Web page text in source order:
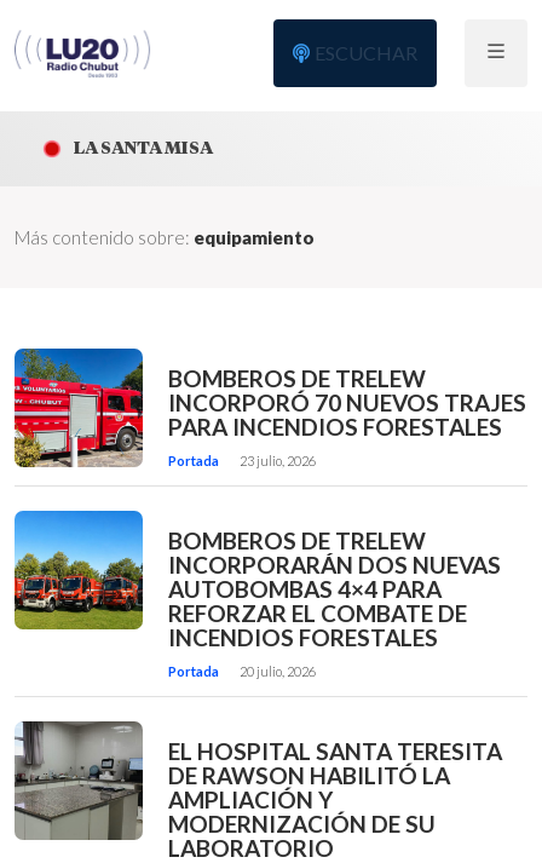
ESCUCHAR
LA SANTA MISA
Más contenido sobre: equipamiento
BOMBEROS DE TRELEW
INCORPORÓ 70 NUEVOS TRAJES
PARA INCENDIOS FORESTALES
Portada 23 julio, 2026
BOMBEROS DE TRELEW
INCORPORARÁN DOS NUEVAS
AUTOBOMBAS 4×4 PARA
REFORZAR EL COMBATE DE
INCENDIOS FORESTALES
Portada 20 julio, 2026
EL HOSPITAL SANTA TERESITA
DE RAWSON HABILITÓ LA
AMPLIACIÓN Y
MODERNIZACIÓN DE SU
LABORATORIO